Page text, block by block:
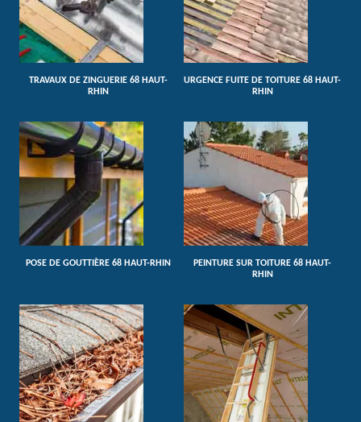
TRAVAUX DE ZINGUERIE 68 HAUT-
RHIN
URGENCE FUITE DE TOITURE 68 HAUT-
RHIN
POSE DE GOUTTIÈRE 68 HAUT-RHIN
PEINTURE SUR TOITURE 68 HAUT-
RHIN